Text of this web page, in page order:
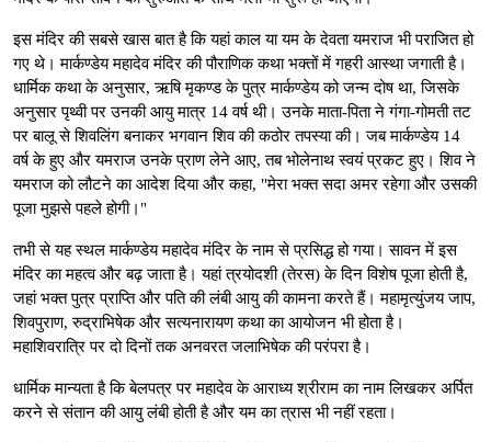
इस मंदिर की सबसे खास बात है कि यहां काल या यम के देवता यमराज भी पराजित हो
गए थे। मार्कण्डेय महादेव मंदिर की पौराणिक कथा भक्तों में गहरी आस्था जगाती है।
धार्मिक कथा के अनुसार, ऋषि मृकण्ड के पुत्र मार्कण्डेय को जन्म दोष था, जिसके
अनुसार पृथ्वी पर उनकी आयु मात्र 14 वर्ष थी। उनके माता-पिता ने गंगा-गोमती तट
पर बालू से शिवलिंग बनाकर भगवान शिव की कठोर तपस्या की। जब मार्कण्डेय 14
वर्ष के हुए और यमराज उनके प्राण लेने आए, तब भोलेनाथ स्वयं प्रकट हुए। शिव ने
यमराज को लौटने का आदेश दिया और कहा, "मेरा भक्त सदा अमर रहेगा और उसकी
पूजा मुझसे पहले होगी।"
तभी से यह स्थल मार्कण्डेय महादेव मंदिर के नाम से प्रसिद्ध हो गया। सावन में इस
मंदिर का महत्व और बढ़ जाता है। यहां त्रयोदशी (तेरस) के दिन विशेष पूजा होती है,
जहां भक्त पुत्र प्राप्ति और पति की लंबी आयु की कामना करते हैं। महामृत्युंजय जाप,
शिवपुराण, रुद्राभिषेक और सत्यनारायण कथा का आयोजन भी होता है।
महाशिवरात्रि पर दो दिनों तक अनवरत जलाभिषेक की परंपरा है।
धार्मिक मान्यता है कि बेलपत्र पर महादेव के आराध्य श्रीराम का नाम लिखकर अर्पित
करने से संतान की आयु लंबी होती है और यम का त्रास भी नहीं रहता।